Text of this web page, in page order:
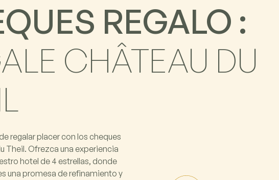
REGALO :
CHÂTEAU DU
regalar placer con los cheques
Theil. Ofrezca una experiencia
hotel de 4 estrellas, donde
una promesa de refinamiento y